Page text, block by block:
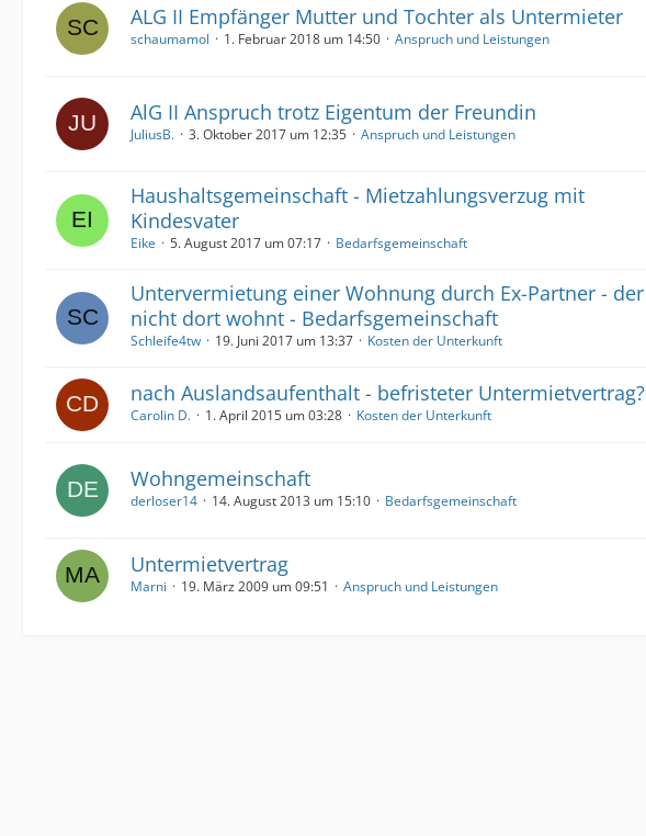
ALG II Empfänger Mutter und Tochter als Untermieter
schaumamol 1. Februar 2018 um 14:50 Anspruch und Leistungen
AlG II Anspruch trotz Eigentum der Freundin
JuliusB. 3. Oktober 2017 um 12:35 Anspruch und Leistungen
Haushaltsgemeinschaft - Mietzahlungsverzug mit
Kindesvater
Eike 5. August 2017 um 07:17 Bedarfsgemeinschaft
Untervermietung einer Wohnung durch Ex-Partner - der
nicht dort wohnt - Bedarfsgemeinschaft
Schleife4tw 19. Juni 2017 um 13:37 Kosten der Unterkunft
nach Auslandsaufenthalt - befristeter Untermietvertrag?
Carolin D. 1. April 2015 um 03:28 Kosten der Unterkunft
Wohngemeinschaft
derloser14 14. August 2013 um 15:10 Bedarfsgemeinschaft
Untermietvertrag
Marni 19. März 2009 um 09:51 Anspruch und Leistungen